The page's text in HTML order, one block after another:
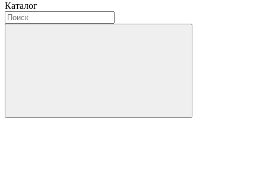
Каталог